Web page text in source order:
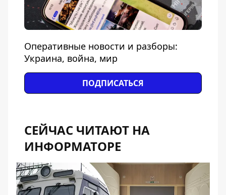
Оперативные новости и разборы:
Украина, война, мир
ПОДПИСАТЬСЯ
СЕЙЧАС ЧИТАЮТ НА
ИНФОРМАТОРЕ